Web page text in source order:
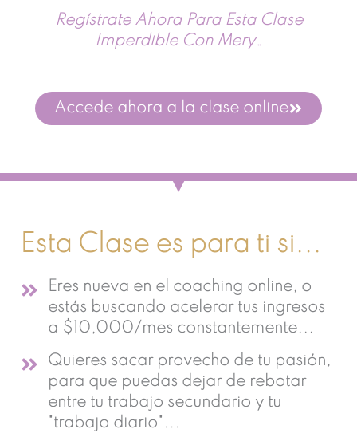
Regístrate Ahora Para Esta Clase
Imperdible Con Mery…
Accede ahora a la clase online
Esta Clase es para ti si...
Eres nueva en el coaching online, o
estás buscando acelerar tus ingresos
a $10,000/mes constantemente...
Quieres sacar provecho de tu pasión,
para que puedas dejar de rebotar
entre tu trabajo secundario y tu
"trabajo diario"...